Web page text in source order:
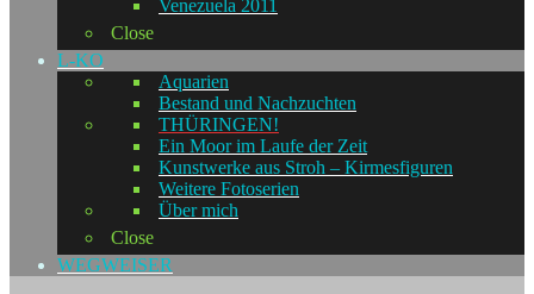
Venezuela 2011
Close
L-KO
Aquarien
Bestand und Nachzuchten
THÜRINGEN!
Ein Moor im Laufe der Zeit
Kunstwerke aus Stroh – Kirmesfiguren
Weitere Fotoserien
Über mich
Close
WEGWEISER